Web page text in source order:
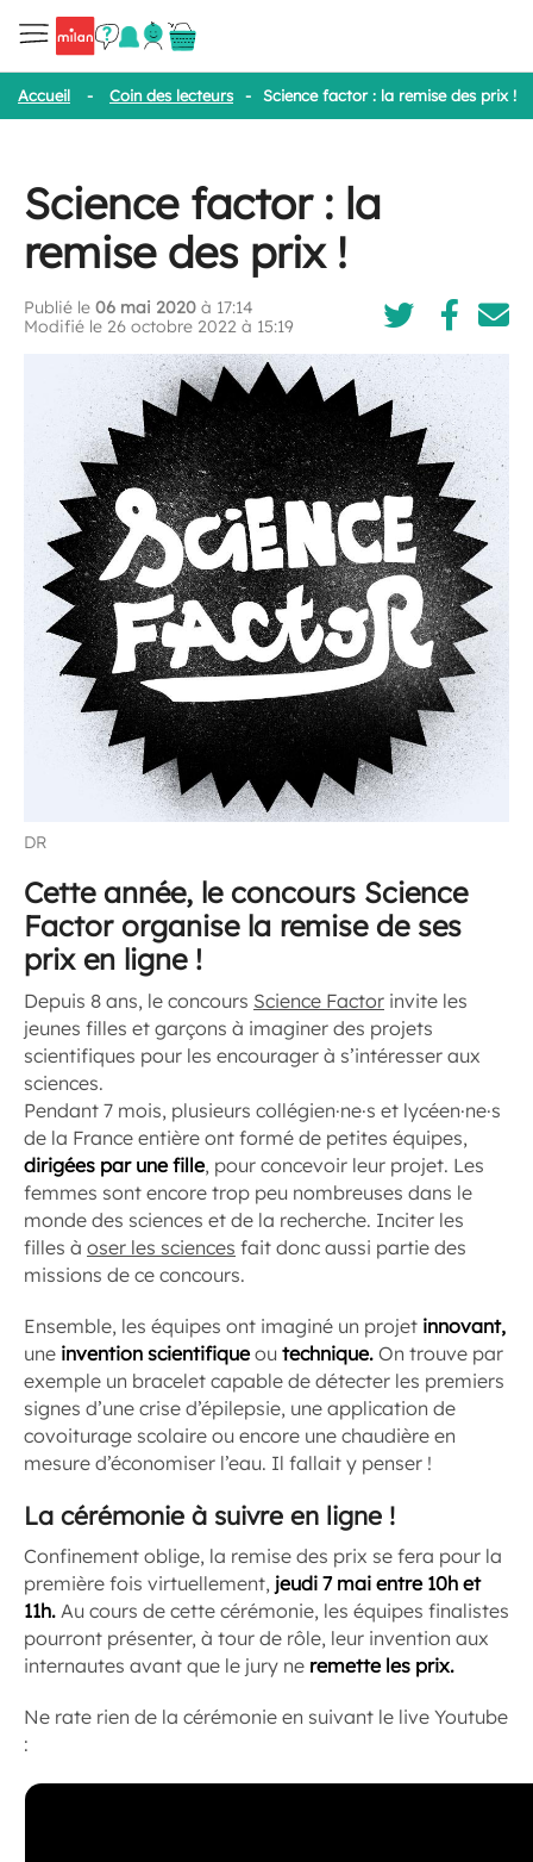
Accueil - Coin des lecteurs - Science factor : la remise des prix !
Science factor : la
remise des prix !
Publié le 06 mai 2020 à 17:14
Modifié le 26 octobre 2022 à 15:19
DR
Cette année, le concours Science
Factor organise la remise de ses
prix en ligne !
Depuis 8 ans, le concours Science Factor invite les
jeunes filles et garçons à imaginer des projets
scientifiques pour les encourager à s’intéresser aux
sciences.
Pendant 7 mois, plusieurs collégien·ne·s et lycéen·ne·s
de la France entière ont formé de petites équipes,
dirigées par une fille, pour concevoir leur projet. Les
femmes sont encore trop peu nombreuses dans le
monde des sciences et de la recherche. Inciter les
filles à oser les sciences fait donc aussi partie des
missions de ce concours.
Ensemble, les équipes ont imaginé un projet innovant,
une invention scientifiqueou technique. On trouve par
exemple un bracelet capable de détecter les premiers
signes d’une crise d’épilepsie, une application de
covoiturage scolaire ou encore une chaudière en
mesure d’économiser l’eau. Il fallait y penser !
La cérémonie à suivre en ligne !
Confinement oblige, la remise des prix se fera pour la
première fois virtuellement, jeudi 7 mai entre 10h et
11h. Au cours de cette cérémonie, les équipes finalistes
pourront présenter, à tour de rôle, leur invention aux
internautes avant que le jury ne remette les prix.
Ne rate rien de la cérémonie en suivant le live Youtube
: